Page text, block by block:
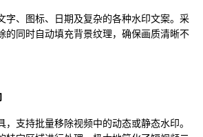
字、图标、日期及复杂的各种水印文案。采
的同时自动填充背景纹理，确保画质清晰不
，支持批量移除视频中的动态或静态水印。